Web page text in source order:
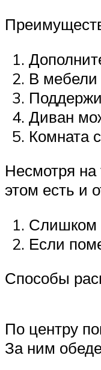
В
Диван
Комната
Несмотря
этом есть и
Слишком
Если
Способы
По центру
За ним